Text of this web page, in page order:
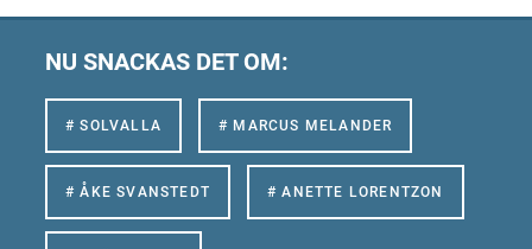
NU SNACKAS DET OM:
# SOLVALLA # MARCUS MELANDER
# ÅKE SVANSTEDT # ANETTE LORENTZON